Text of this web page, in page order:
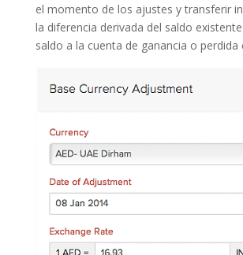
el momento de los ajustes y transferir
la diferencia derivada del saldo
saldo a la cuenta de ganancia o perdida